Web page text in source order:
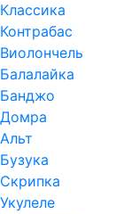
Классика
Контрабас
Виолончель
Балалайка
Банджо
Домра
Альт
Бузука
Скрипка
Укулеле